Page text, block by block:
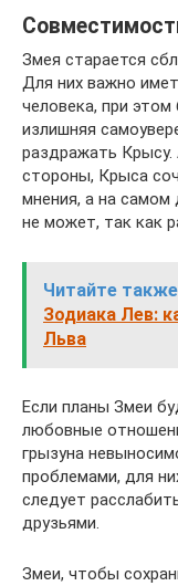
Змея старается
Для них важно
человека, при
излишняя
раздражать Крысу.
стороны, Крыса
мнения, а на самом
не может, так как
Читайте
Зодиака Лев:
Льва
Если планы Змеи
любовные
грызуна
проблемами, для
следует
друзьями.
Змеи, чтобы